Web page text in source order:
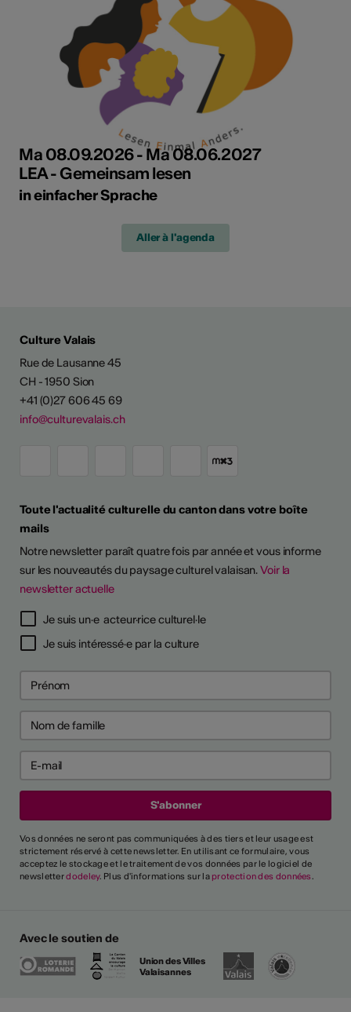
Ma 08.09.2026 - Ma 08.06.2027
LEA - Gemeinsam lesen
in einfacher Sprache
Aller à l'agenda
Culture Valais
Rue de Lausanne 45
CH - 1950 Sion
+41 (0)27 606 45 69
info@culturevalais.ch
Toute l'actualité culturelle du canton dans votre boîte
mails
Notre newsletter paraît quatre fois par année et vous informe
sur les nouveautés du paysage culturel valaisan.Voir la
newsletter actuelle
Je suis un·e acteur·rice culturel·le
Je suis intéressé·e par la culture
Vos données ne seront pas communiquées à des tiers et leur usage est
strictement réservé à cette newsletter. En utilisant ce formulaire, vous
acceptez le stockage et le traitement de vos données par le logiciel de
newsletterdodeley. Plus d'informations sur la protection des données.
Avec le soutien de
Union des Villes
Valaisannes